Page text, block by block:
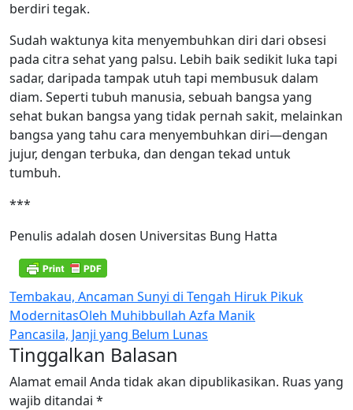
berdiri tegak.
Sudah waktunya kita menyembuhkan diri dari obsesi
pada citra sehat yang palsu. Lebih baik sedikit luka tapi
sadar, daripada tampak utuh tapi membusuk dalam
diam. Seperti tubuh manusia, sebuah bangsa yang
sehat bukan bangsa yang tidak pernah sakit, melainkan
bangsa yang tahu cara menyembuhkan diri—dengan
jujur, dengan terbuka, dan dengan tekad untuk
tumbuh.
***
Penulis adalah dosen Universitas Bung Hatta
Navigasi
pos
Tembakau, Ancaman Sunyi di Tengah Hiruk Pikuk
ModernitasOleh Muhibbullah Azfa Manik
Pancasila, Janji yang Belum Lunas
Tinggalkan Balasan
Alamat email Anda tidak akan dipublikasikan. Ruas yang
wajib ditandai *